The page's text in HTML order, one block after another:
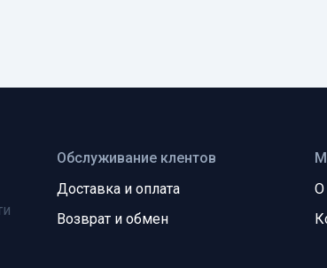
Обслуживание клентов
Доставка и оплата
Возврат и обмен
О